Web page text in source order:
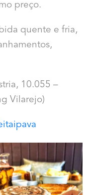
preço.
quente e fria,
10.055 –
Vilarejo)